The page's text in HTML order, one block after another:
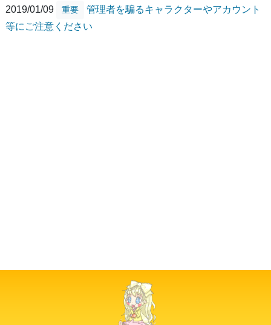
2019/01/09
重要
管理者を騙るキャラクターやアカウント
等にご注意ください